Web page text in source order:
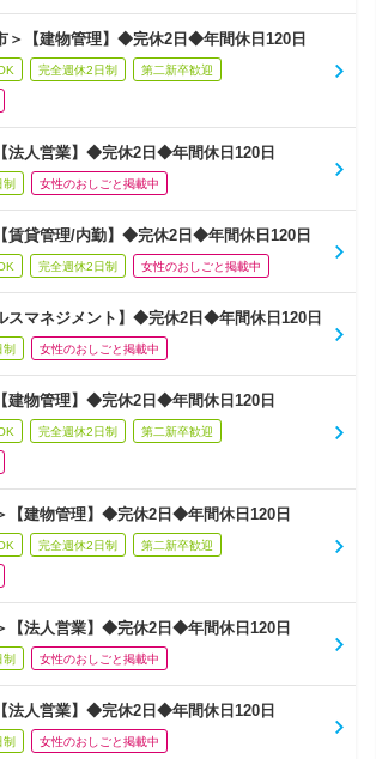
＞【建物管理】◆完休2日◆年間休日120日
完全週休2日制 第二新卒歓迎
法人営業】◆完休2日◆年間休日120日
女性のおしごと掲載中
賃貸管理/内勤】◆完休2日◆年間休日120日
完全週休2日制 女性のおしごと掲載中
スマネジメント】◆完休2日◆年間休日120日
女性のおしごと掲載中
建物管理】◆完休2日◆年間休日120日
完全週休2日制 第二新卒歓迎
【建物管理】◆完休2日◆年間休日120日
完全週休2日制 第二新卒歓迎
【法人営業】◆完休2日◆年間休日120日
女性のおしごと掲載中
法人営業】◆完休2日◆年間休日120日
女性のおしごと掲載中